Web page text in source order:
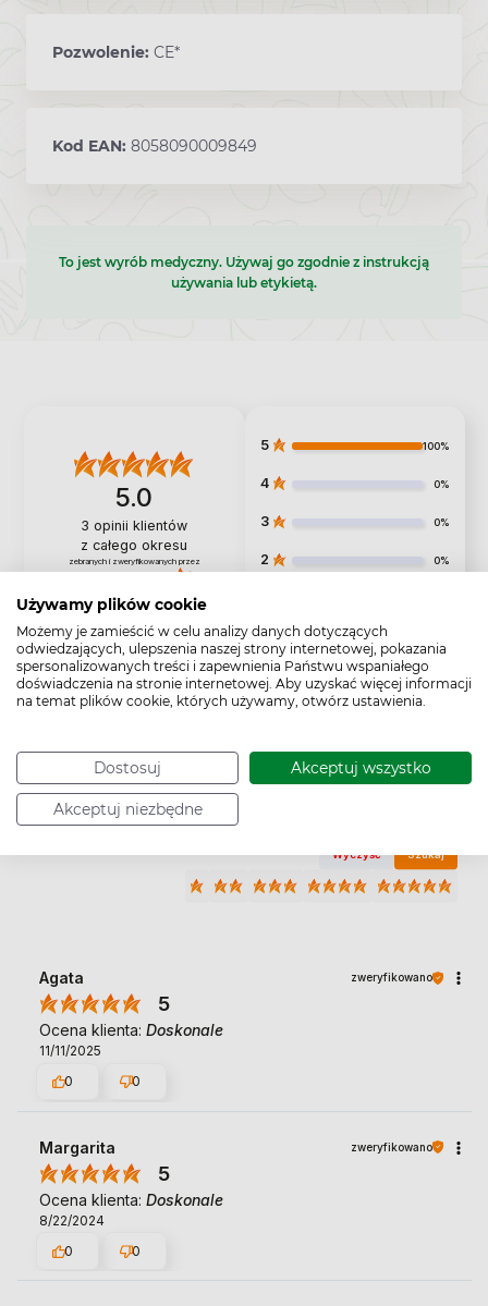
Używamy plików cookie
Możemy je zamieścić w celu analizy danych dotyczących
odwiedzających, ulepszenia naszej strony internetowej, pokazania
spersonalizowanych treści i zapewnienia Państwu wspaniałego
doświadczenia na stronie internetowej. Aby uzyskać więcej informacji
na temat plików cookie, których używamy, otwórz ustawienia.
Dostosuj Akceptuj wszystko
Akceptuj niezbędne
Pozwolenie: CE*
Kod EAN: 8058090009849
To jest wyrób medyczny. Używaj go zgodnie z instrukcją
używania lub etykietą.
5.0
3 opinii klientów
z całego okresu
zebranych i zweryfikowanych przez
5 100%
4 0%
3 0%
2 0%
Jak zbieramy opinie?
Pytania i odpowiedzi (0)
Wyczyść Szukaj
Agata zweryfikowano
5
Ocena klienta: Doskonale
11/11/2025
0
0
Margarita zweryfikowano
5
Ocena klienta: Doskonale
8/22/2024
0
0